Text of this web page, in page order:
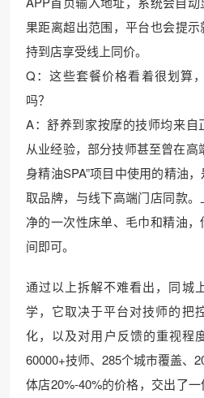
果距离超出范围，平台也会提
持到店享受线上同价。
Q：这些套餐价格看着很划算
吗？
A：舒养到家按摩的技师均来
从业经验，部分技师甚至曾在高
身精油SPA”项目中使用的精油
取品牌，与线下高端门店同款
净的一次性床单、毛巾和精油
间即可。
通过以上拆解不难看出，同城
学，它取决于平台对技师的把
化，以及对用户反馈的重视程
60000+技师、285个城市覆盖、
体店20%-40%的价格，交出了